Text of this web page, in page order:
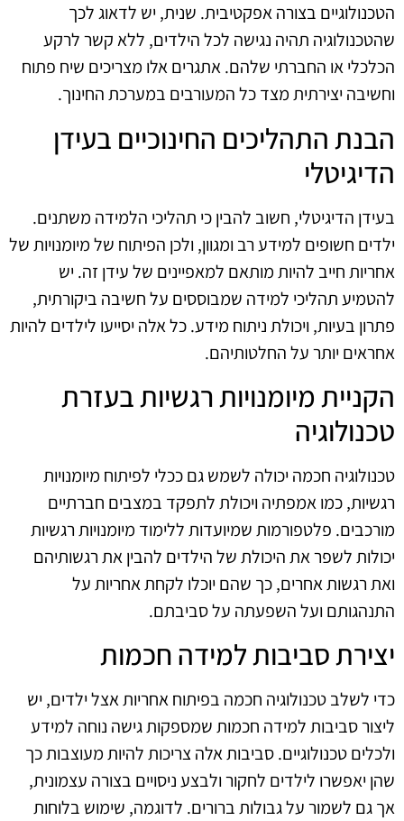
הטכנולוגיים בצורה אפקטיבית. שנית, יש לדאוג לכך
שהטכנולוגיה תהיה נגישה לכל הילדים, ללא קשר לרקע
הכלכלי או החברתי שלהם. אתגרים אלו מצריכים שיח פתוח
וחשיבה יצירתית מצד כל המעורבים במערכת החינוך.
הבנת התהליכים החינוכיים בעידן
הדיגיטלי
בעידן הדיגיטלי, חשוב להבין כי תהליכי הלמידה משתנים.
ילדים חשופים למידע רב ומגוון, ולכן הפיתוח של מיומנויות של
אחריות חייב להיות מותאם למאפיינים של עידן זה. יש
להטמיע תהליכי למידה שמבוססים על חשיבה ביקורתית,
פתרון בעיות, ויכולת ניתוח מידע. כל אלה יסייעו לילדים להיות
אחראים יותר על החלטותיהם.
הקניית מיומנויות רגשיות בעזרת
טכנולוגיה
טכנולוגיה חכמה יכולה לשמש גם ככלי לפיתוח מיומנויות
רגשיות, כמו אמפתיה ויכולת לתפקד במצבים חברתיים
מורכבים. פלטפורמות שמיועדות ללימוד מיומנויות רגשיות
יכולות לשפר את היכולת של הילדים להבין את רגשותיהם
ואת רגשות אחרים, כך שהם יוכלו לקחת אחריות על
התנהגותם ועל השפעתה על סביבתם.
יצירת סביבות למידה חכמות
כדי לשלב טכנולוגיה חכמה בפיתוח אחריות אצל ילדים, יש
ליצור סביבות למידה חכמות שמספקות גישה נוחה למידע
ולכלים טכנולוגיים. סביבות אלה צריכות להיות מעוצבות כך
שהן יאפשרו לילדים לחקור ולבצע ניסויים בצורה עצמונית,
אך גם לשמור על גבולות ברורים. לדוגמה, שימוש בלוחות